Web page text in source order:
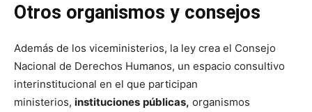
Otros organismos y consejos
Además de los viceministerios, la ley crea el Consejo
Nacional de Derechos Humanos, un espacio consultivo
interinstitucional en el que participan
ministerios, instituciones públicas, organismos